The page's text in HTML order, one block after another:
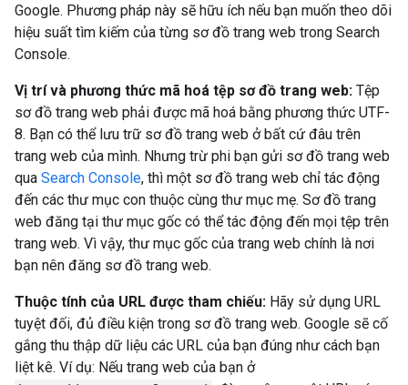
Google. Phương pháp này sẽ hữu ích nếu bạn muốn theo dõi
hiệu suất tìm kiếm của từng sơ đồ trang web trong Search
Console.
Vị trí và phương thức mã hoá tệp sơ đồ trang web: Tệp
sơ đồ trang web phải được mã hoá bằng phương thức UTF-
8. Bạn có thể lưu trữ sơ đồ trang web ở bất cứ đâu trên
trang web của mình. Nhưng trừ phi bạn gửi sơ đồ trang web
qua Search Console, thì một sơ đồ trang web chỉ tác động
đến các thư mục con thuộc cùng thư mục mẹ. Sơ đồ trang
web đăng tại thư mục gốc có thể tác động đến mọi tệp trên
trang web. Vì vậy, thư mục gốc của trang web chính là nơi
bạn nên đăng sơ đồ trang web.
Thuộc tính của URL được tham chiếu: Hãy sử dụng URL
tuyệt đối, đủ điều kiện trong sơ đồ trang web. Google sẽ cố
gắng thu thập dữ liệu các URL của bạn đúng như cách bạn
liệt kê. Ví dụ: Nếu trang web của bạn ở